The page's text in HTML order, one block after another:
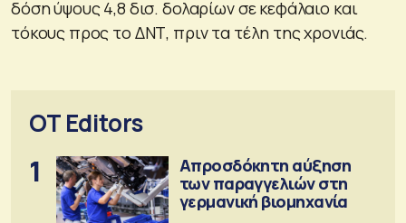
δόση ύψους 4,8 δισ. δολαρίων σε κεφάλαιο και
τόκους προς το ΔΝΤ, πριν τα τέλη της χρονιάς.
OT Editors
1
Απροσδόκητη αύξηση
των παραγγελιών στη
γερμανική βιομηχανία